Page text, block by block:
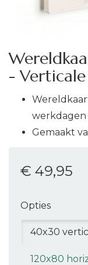
-
werkdagen
Gemaakt
€ 49,95
Opties
40x30
120x80